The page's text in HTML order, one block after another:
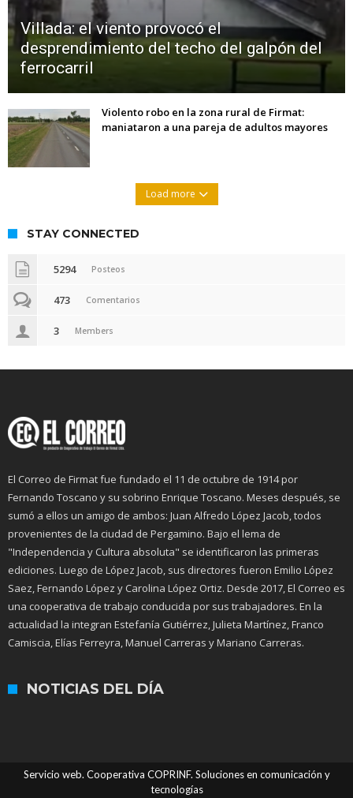
Villada: el viento provocó el
desprendimiento del techo del galpón del
ferrocarril
Violento robo en la zona rural de Firmat:
maniataron a una pareja de adultos mayores
Load more
STAY CONNECTED
5294 Posteos
473 Comentarios
3 Members
El Correo de Firmat fue fundado el 11 de octubre de 1914 por
Fernando Toscano y su sobrino Enrique Toscano. Meses después, se
sumó a ellos un amigo de ambos: Juan Alfredo López Jacob, todos
provenientes de la ciudad de Pergamino. Bajo el lema de
"Independencia y Cultura absoluta" se identificaron las primeras
ediciones. Luego de López Jacob, sus directores fueron Emilio López
Saez, Fernando López y Carolina López Ortiz. Desde 2017, El Correo es
una cooperativa de trabajo conducida por sus trabajadores. En la
actualidad la integran Estefanía Gutiérrez, Julieta Martínez, Franco
Camiscia, Elías Ferreyra, Manuel Carreras y Mariano Carreras.
NOTICIAS DEL DÍA
Servicio web. Cooperativa COPRINF. Soluciones en comunicación y
tecnologías